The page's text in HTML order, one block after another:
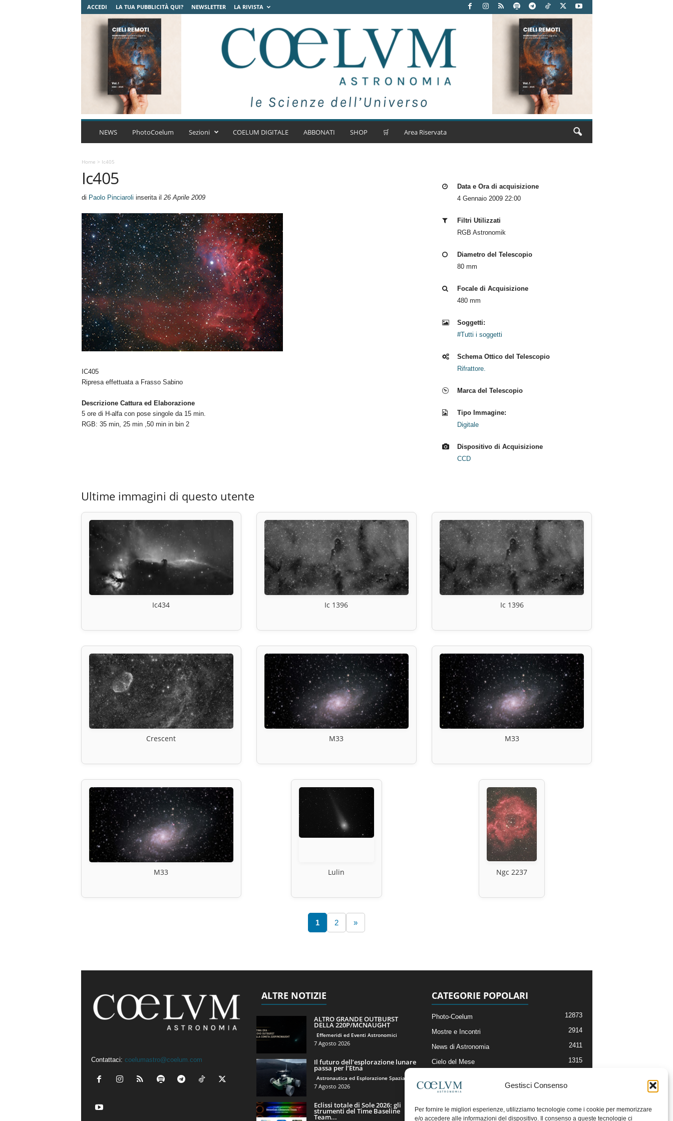
Gestisci Consenso
Per fornire le migliori esperienze, utilizziamo tecnologie come i cookie per memorizzare
e/o accedere alle informazioni del dispositivo. Il consenso a queste tecnologie ci
ACCEDI LA TUA PUBBLICITÀ QUI? NEWSLETTER LA RIVISTA
C
r
o
n
o
m
i
a
NEWS PhotoCoelum Sezioni COELUM DIGITALE ABBONATI SHOP 🛒 Area Riservata
Home > Ic405
Ic405
di Paolo Pinciaroli inserita il 26 Aprile 2009
IC405
Ripresa effettuata a Frasso Sabino
Descrizione Cattura ed Elaborazione
5 ore di H-alfa con pose singole da 15 min.
RGB: 35 min, 25 min ,50 min in bin 2
Data e Ora di acquisizione
4 Gennaio 2009 22:00
Filtri Utilizzati
RGB Astronomik
Diametro del Telescopio
80 mm
Focale di Acquisizione
480 mm
Soggetti:
#Tutti i soggetti
Schema Ottico del Telescopio
Rifrattore.
Marca del Telescopio
Tipo Immagine:
Digitale
Dispositivo di Acquisizione
CCD
Ultime immagini di questo utente
Ic434 Ic 1396 Ic 1396
Crescent M33 M33
M33 Lulin Ngc 2237
1 2 »
Contattaci: coelumastro@coelum.com
ALTRE NOTIZIE
ALTRO GRANDE OUTBURST
DELLA 220P/MCNAUGHT
Effemeridi ed Eventi Astronomici
7 Agosto 2026
Il futuro dell’esplorazione lunare
passa per l’Etna
Astronautica ed Esplorazione Spaziale
7 Agosto 2026
Eclissi totale di Sole 2026: gli
strumenti del Time Baseline
Team...
CATEGORIE POPOLARI
Photo-Coelum 12873
Mostre e Incontri 2914
News di Astronomia 2411
Cielo del Mese 1315
Articoli e Risorse On-Line
Il Blog della Redazione